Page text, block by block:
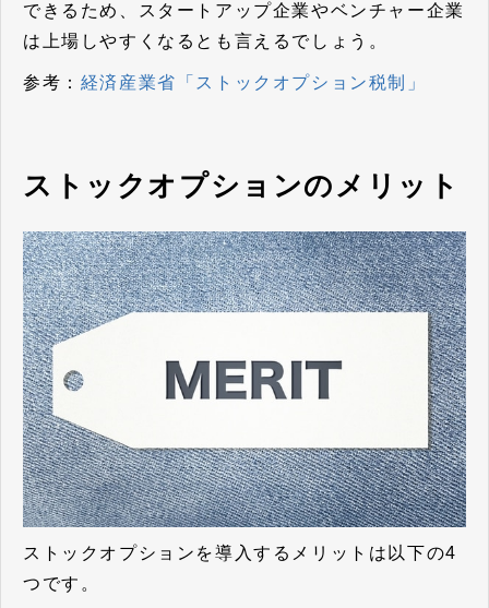
できるため、スタートアップ企業やベンチャー企業
は上場しやすくなるとも言えるでしょう。
参考： 経済産業省「ストックオプション税制」
ストックオプションのメリット
ストックオプションを導入するメリットは以下の4
つです。